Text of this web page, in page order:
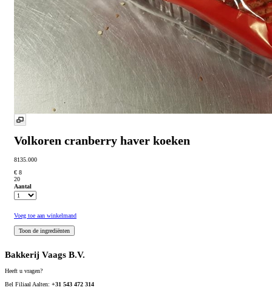
Volkoren cranberry haver koeken
8135.000
€ 8
20
Aantal
Voeg toe aan winkelmand
Bakkerij Vaags B.V.
Heeft u vragen?
Bel Filiaal Aalten: +31 543 472 314